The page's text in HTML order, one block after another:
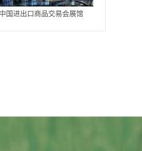
中国进出口商品交易会展馆